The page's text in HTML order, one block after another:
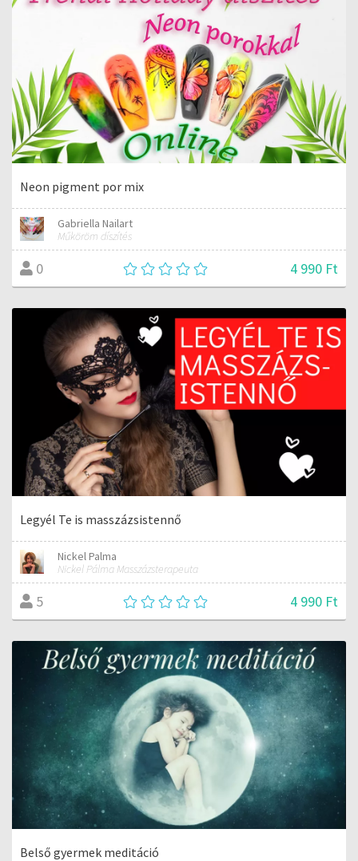
Neon pigment por mix
Gabriella Nailart
Műköröm díszítés
0 4 990 Ft
Legyél Te is masszázsistennő
Nickel Palma
Nickel Pálma Masszázsterapeuta
5 4 990 Ft
Belső gyermek meditáció